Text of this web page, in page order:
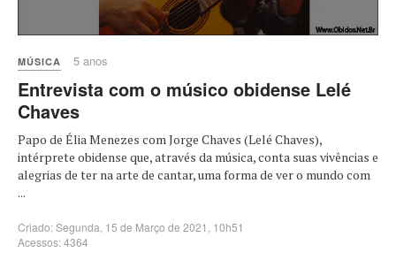
MÚSICA 5 anos
Entrevista com o músico obidense Lelé
Chaves
Papo de Élia Menezes com Jorge Chaves (Lelé Chaves),
intérprete obidense que, através da música, conta suas vivências e
alegrias de ter na arte de cantar, uma forma de ver o mundo com
...
Criado: Segunda, 15 de Março de 2021, 10h51
Acessos: 4364